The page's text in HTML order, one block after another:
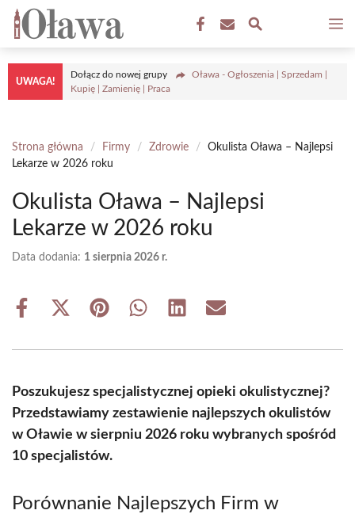
Przejdź
treści
UWAGA!
Dołącz do nowej grupy
Oława - Ogłoszenia | Sprzedam |
Kupię | Zamienię | Praca
Strona główna / Firmy / Zdrowie /
Okulista Oława – Najlepsi
Lekarze w 2026 roku
Okulista Oława – Najlepsi
Lekarze w 2026 roku
Data dodania: 1 sierpnia 2026 r.
Share
Share
(Twitter)
Share Share Share Share
Poszukujesz specjalistycznej opieki okulistycznej?
Przedstawiamy zestawienie najlepszych okulistów
w Oławie w sierpniu 2026 roku wybranych spośród
10 specjalistów.
Porównanie Najlepszych Firm w